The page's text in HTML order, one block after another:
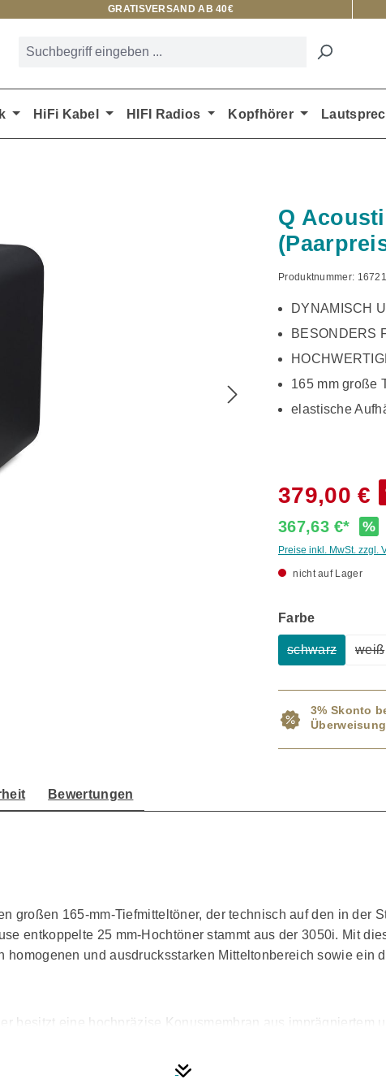
GRATISVERSAND AB 40€
HiFi Kabel HIFI Radios Kopfhörer
Q
Produktnummer: 16721
DYNAMISCH
BESONDERS
165 mm große
elastische
379,00 €
367,63 €* %
Preise inkl. MwSt. zzgl.
nicht auf Lager
Farbeauswählen
schwarz
(Diese
weiß
3% Skonto
Überweisung
Bewertungen
großen 165-mm-Tiefmitteltöner, der technisch auf den in der
entkoppelte 25 mm-Hochtöner stammt aus der 3050i. Mit
und ausdrucksstarken Mitteltonbereich sowie ein
besitzt eine hochpräzise Konusmembran aus imprägniertem
Hochtonwiedergabe mit deutlich reduzierten